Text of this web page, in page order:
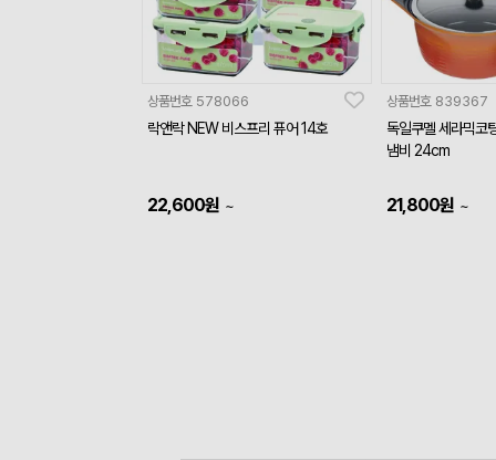
상품번호 578066
락앤락 NEW 비스프리 퓨어 14호
22,600원 ~
상품번호 839367
독일쿠멜 세라믹코
냄비 24cm
21,800원 ~